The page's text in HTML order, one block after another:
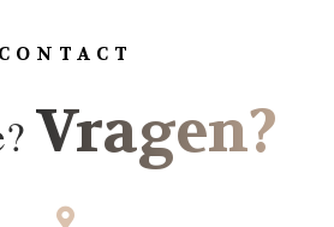
CONTACT
Vragen?